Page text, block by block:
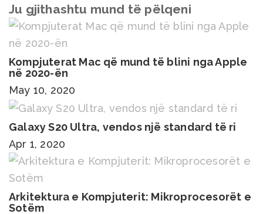
Ju gjithashtu mund të pëlqeni
Kompjuterat Mac që mund të blini nga Apple
në 2020-ën
May 10, 2020
Galaxy S20 Ultra, vendos një standard të ri
Apr 1, 2020
Arkitektura e Kompjuterit: Mikroprocesorët e
Sotëm